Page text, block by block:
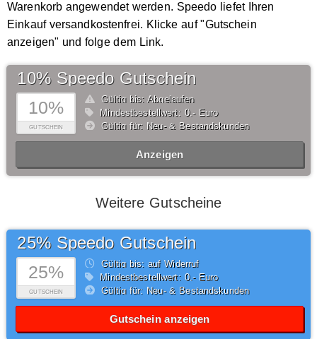
Warenkorb angewendet werden. Speedo liefet Ihren
Einkauf versandkostenfrei. Klicke auf "Gutschein
anzeigen" und folge dem Link.
10%
GUTSCHEIN
10% Speedo Gutschein
Gültig bis: Abgelaufen
Mindestbestellwert: 0,- Euro
Gültig für: Neu- & Bestandskunden
Anzeigen
Weitere Gutscheine
25%
GUTSCHEIN
25% Speedo Gutschein
Gültig bis: auf Widerruf
Mindestbestellwert: 0,- Euro
Gültig für: Neu- & Bestandskunden
Gutschein anzeigen